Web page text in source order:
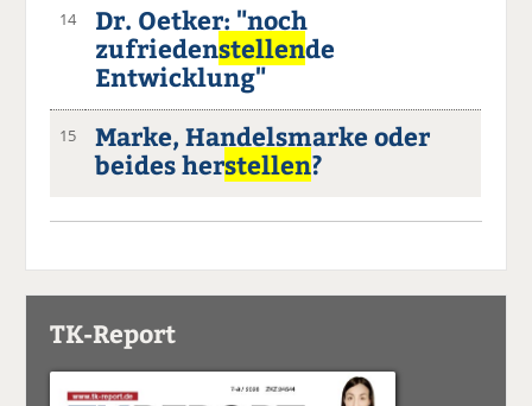
14
Dr. Oetker: "noch
zufriedenstellende
Entwicklung"
15
Marke, Handelsmarke oder
beides herstellen?
TK-Report